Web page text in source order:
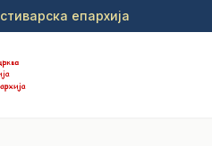
епархија